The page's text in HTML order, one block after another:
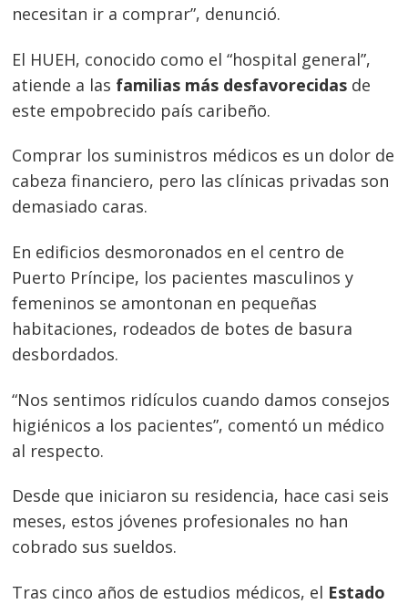
necesitan ir a comprar”, denunció.
El HUEH, conocido como el “hospital general”,
atiende a las familias más desfavorecidas de
este empobrecido país caribeño.
Comprar los suministros médicos es un dolor de
cabeza financiero, pero las clínicas privadas son
demasiado caras.
En edificios desmoronados en el centro de
Puerto Príncipe, los pacientes masculinos y
femeninos se amontonan en pequeñas
habitaciones, rodeados de botes de basura
desbordados.
“Nos sentimos ridículos cuando damos consejos
higiénicos a los pacientes”, comentó un médico
al respecto.
Desde que iniciaron su residencia, hace casi seis
meses, estos jóvenes profesionales no han
cobrado sus sueldos.
Tras cinco años de estudios médicos, el Estado
de
entradas